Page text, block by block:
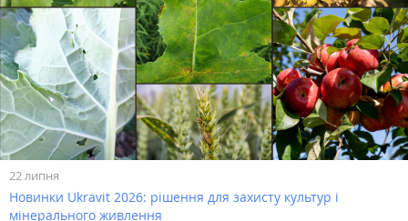
22 липня
Новинки Ukravit 2026: рішення для захисту культур і
мінерального живлення